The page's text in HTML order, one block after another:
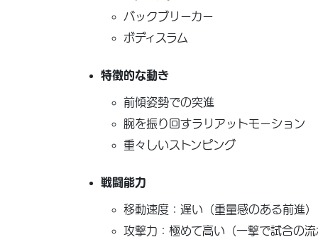
バックブリーカー
ボディスラム
特徴的な動き
前傾姿勢での突進
腕を振り回すラリアットモーション
重々しいストンピング
戦闘能力
移動速度：遅い（重量感のある前進）
攻撃力：極めて高い（一撃で試合の